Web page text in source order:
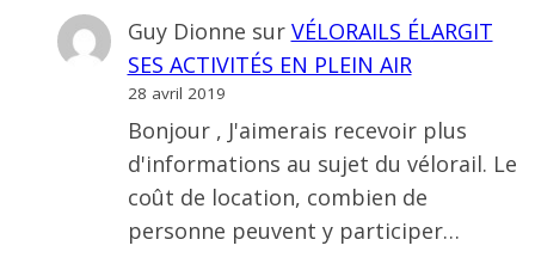
Guy Dionne sur VÉLORAILS ÉLARGIT
SES ACTIVITÉS EN PLEIN AIR
28 avril 2019
Bonjour , J'aimerais recevoir plus
d'informations au sujet du vélorail. Le
coût de location, combien de
personne peuvent y participer…